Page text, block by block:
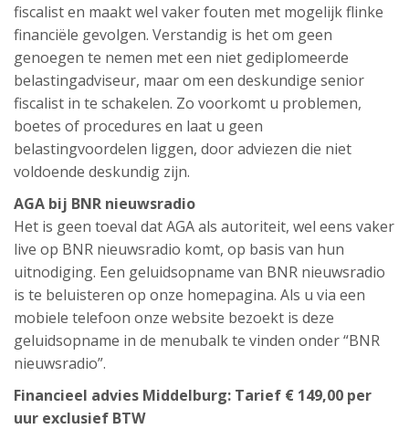
fiscalist en maakt wel vaker fouten met mogelijk flinke
financiële gevolgen. Verstandig is het om geen
genoegen te nemen met een niet gediplomeerde
belastingadviseur, maar om een deskundige senior
fiscalist in te schakelen. Zo voorkomt u problemen,
boetes of procedures en laat u geen
belastingvoordelen liggen, door adviezen die niet
voldoende deskundig zijn.
AGA bij BNR nieuwsradio
Het is geen toeval dat AGA als autoriteit, wel eens vaker
live op BNR nieuwsradio komt, op basis van hun
uitnodiging. Een geluidsopname van BNR nieuwsradio
is te beluisteren op onze homepagina. Als u via een
mobiele telefoon onze website bezoekt is deze
geluidsopname in de menubalk te vinden onder “BNR
nieuwsradio”.
Financieel advies Middelburg: Tarief € 149,00 per
uur exclusief BTW